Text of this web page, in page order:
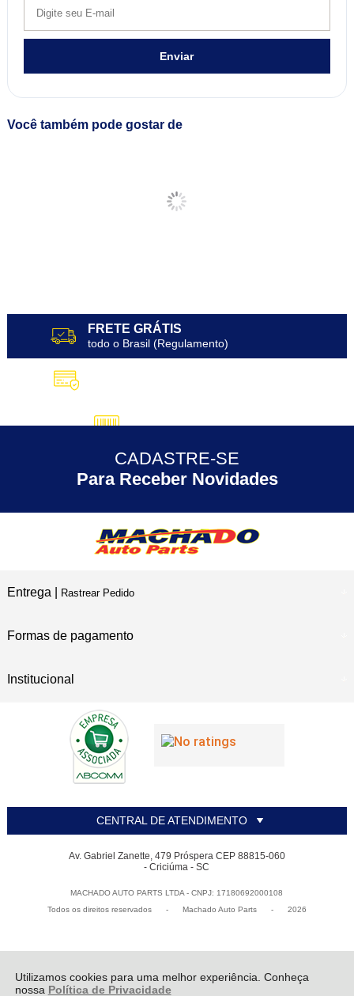
Utilizamos cookies para uma melhor experiência. Conheça
nossa Política de Privacidade
Enviar
Você também pode gostar de
FRETE GRÁTIS
todo o Brasil (Regulamento)
5% DESCONTO no Pix
30 ANOS de Experiência
CADASTRE-SE
Para Receber Novidades
Entrega | Rastrear Pedido
Formas de pagamento
Institucional
CENTRAL DE ATENDIMENTO
Av. Gabriel Zanette, 479 Próspera CEP 88815-060
- Criciúma - SC
MACHADO AUTO PARTS LTDA - CNPJ: 17180692000108
Todos os direitos reservados
- Machado Auto Parts - 2026